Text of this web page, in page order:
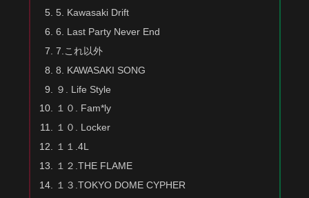
5. Kawasaki Drift
6. Last Party Never End
7.これ以外
8. KAWASAKI SONG
９. Life Style
１０. Fam*ly
１０. Locker
１１.4L
１２.THE FLAME
１３.TOKYO DOME CYPHER